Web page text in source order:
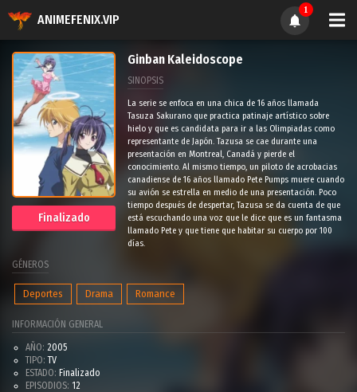
ANIMEFENIX.VIP
1
Finalizado
Ginban Kaleidoscope
SINOPSIS
La serie se enfoca en una chica de 16 años llamada
Tasuza Sakurano que practica patinaje artístico sobre
hielo y que es candidata para ir a las Olimpiadas como
representante de Japón. Tazusa se cae durante una
presentación en Montreal, Canadá y pierde el
conocimiento. Al mismo tiempo, un piloto de acrobacias
canadiense de 16 años llamado Pete Pumps muere cuando
su avión se estrella en medio de una presentación. Poco
tiempo después de despertar, Tazusa se da cuenta de que
está escuchando una voz que le dice que es un fantasma
llamado Pete y que tiene que habitar su cuerpo por 100
días.
GÉNEROS
Deportes Drama Romance
INFORMACIÓN GENERAL
AÑO: 2005
TIPO: TV
ESTADO: Finalizado
EPISODIOS: 12